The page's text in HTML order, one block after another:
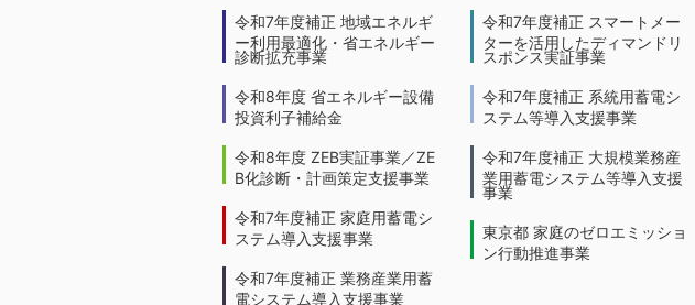
令和7年度補正 地域エネルギ
ー利用最適化・省エネルギー
診断拡充事業
令和8年度 省エネルギー設備
投資利子補給金
令和8年度 ZEB実証事業／ZE
B化診断・計画策定支援事業
令和7年度補正 家庭用蓄電シ
ステム導入支援事業
令和7年度補正 業務産業用蓄
電システム導入支援事業
令和7年度補正 スマートメー
ターを活用したディマンドリ
スポンス実証事業
令和7年度補正 系統用蓄電シ
ステム等導入支援事業
令和7年度補正 大規模業務産
業用蓄電システム等導入支援
事業
東京都 家庭のゼロエミッショ
ン行動推進事業